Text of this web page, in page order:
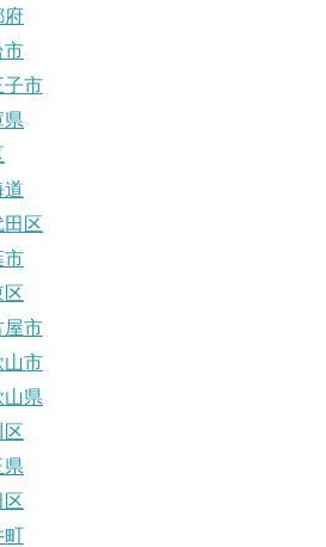
府
市
子市
県
道
田区
市
区
屋市
山市
山県
区
県
区
町